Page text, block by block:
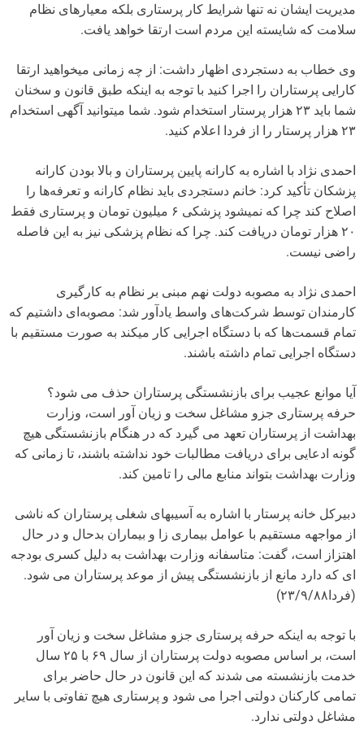
مدیریت ایشان نه تنها شرایط کار پرستاری بلکه معیارهای نظام
سلامت که شایسته این مردم است ارتقا خواهد یافت.
وی خطاب به دستجردی اظهار داشت: از چه زمانی میخواهید ارتقا
کارایی پرستاران را اجرا کنید با توجه به اینکه طبق قانون و سخنان
شما باید ۲۳ هزار پرستار استخدام شود. شما میتوانید آگهی استخدام
۲۳ هزار پرستار را از فردا اعلام کنید.
احمدی نژاد با اشاره به کارانه پایین پرستاران و بالا بودن کارانه
پزشکان تأکید کرد: خانم دستجردی باید نظام کارانه و تعرفه‌ها را
اصلاح کند چرا که نمیشود پزشکی ۶ میلیون تومان و پرستاری فقط
۲۰ هزار تومان دریافت کند. چرا که نظام پزشکی نیز به این فاصله
راضی نیست.
احمدی نژاد به مصوبه دولت نهم مبنی بر نظام به کارگیری
کارمندان توسط شرکت‌های واسط یادآور شد: مصوبه‌ای داشتیم که
تمام قسمت‌ها که با دستگاه اجرایی کار میکند به صورت مستقیم با
دستگاه اجرایی تمام داشته باشند.
آیا موانع عجیب برای بازنشستگی پرستاران حذف می شود؟
حرفه پرستاری جزو مشاغل سخت و زیان آور است، وزارت
بهداشت از پرستاران تعهد می گیرد که در هنگام بازنشستگی هیچ
گونه ادعایی برای دریافت مطالبات خود نداشته باشند، تا زمانی که
وزارت بهداشت بتواند منابع مالی را تامین کند.
دبیرکل خانه پرستار با اشاره به آسیبهای شغلی پرستاران که ناشی
از مواجهه مستقیم با عوامل بیماری زا و بیماران بدحال و در حال
اهتزاز است، گفت: متاسفانه وزارت بهداشت به دلیل کسری بودجه
ای که دارد مانع از بازنشستگی پیش از موعد پرستاران می شود.
(فردا۲۳/۹/۸۸)
با توجه به اینکه حرفه پرستاری جزو مشاغل سخت و زیان آور
است، بر اساس مصوبه دولت پرستاران از سال ۶۹ با ۲۵ سال
خدمت بازنشسته می شدند که این قانون در حال حاضر برای
تمامی کارکنان دولتی اجرا می شود و پرستاری هیچ تفاوتی با سایر
مشاغل دولتی ندارد.